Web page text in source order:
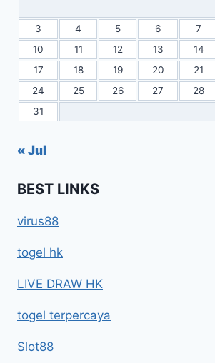
3
4 5 6 7
10
11 12 13 14
17
18 19 20 21
24
25 26 27 28
31
« Jul
BEST LINKS
virus88
togel hk
LIVE DRAW HK
togel terpercaya
Slot88